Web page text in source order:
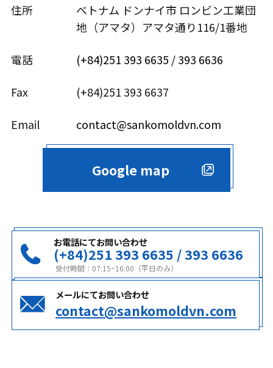
住所
ベトナム ドンナイ市 ロンビン工業団
地（アマタ）アマタ通り116/1番地
電話 (+84)251 393 6635 / 393 6636
Fax (+84)251 393 6637
Email contact@sankomoldvn.com
Google map
お電話にてお問い合わせ
(+84)251 393 6635 / 393 6636
受付時間：07:15~16:00（平日のみ）
メールにてお問い合わせ
contact@sankomoldvn.com